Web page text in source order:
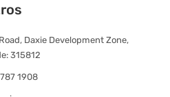
Daxie Development Zone,
315812
1908